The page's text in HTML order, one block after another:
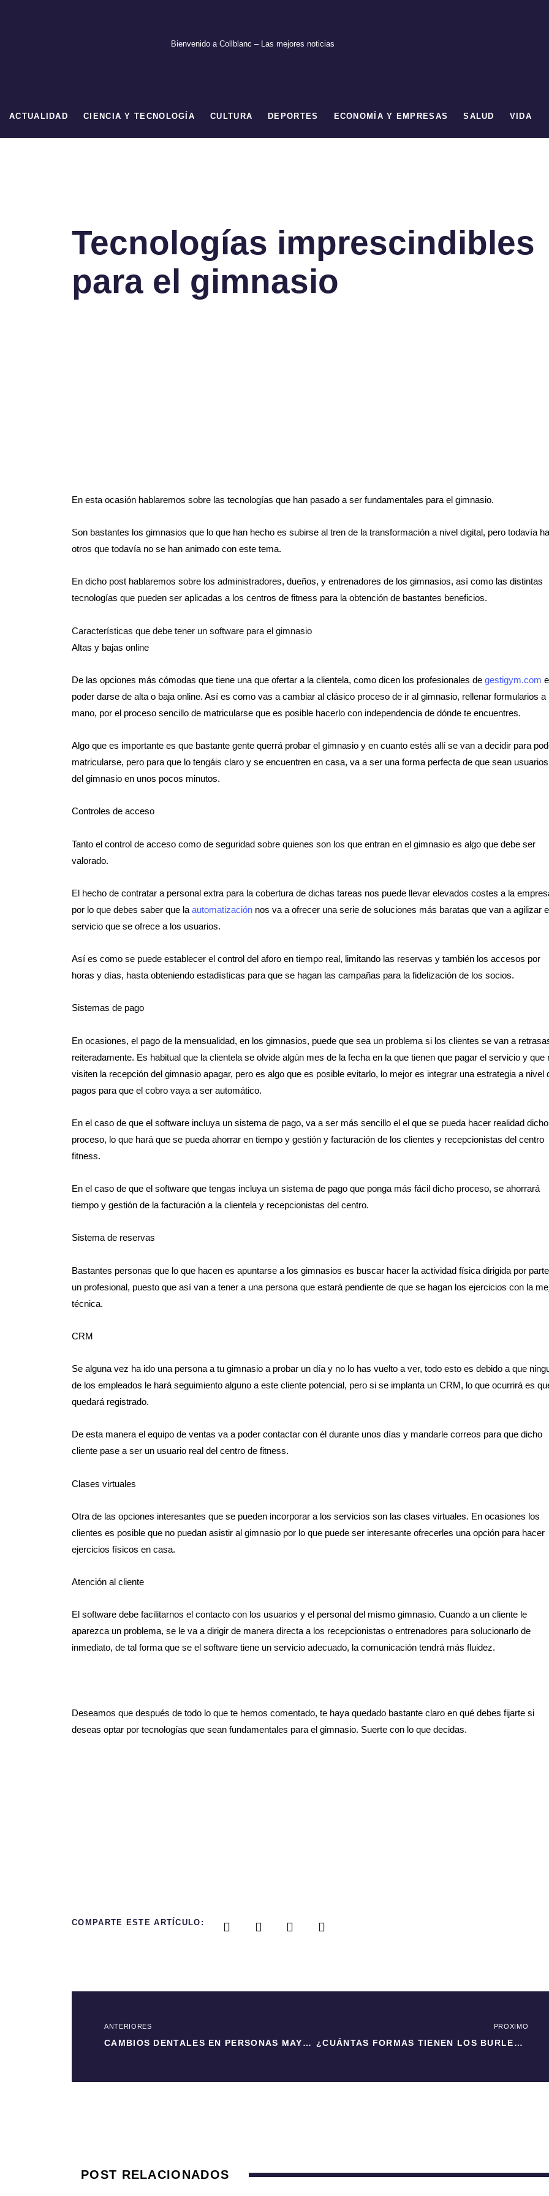
Bienvenido a Collblanc – Las mejores noticias
ACTUALIDAD CIENCIA Y TECNOLOGÍA CULTURA DEPORTES ECONOMÍA Y EMPRESAS SALUD VIDA
Tecnologías imprescindibles
para el gimnasio
En esta ocasión hablaremos sobre las tecnologías que han pasado a ser fundamentales para el gimnasio.
Son bastantes los gimnasios que lo que han hecho es subirse al tren de la transformación a nivel digital, pero todavía
otros que todavía no se han animado con este tema.
En dicho post hablaremos sobre los administradores, dueños, y entrenadores de los gimnasios, así como las distintas
tecnologías que pueden ser aplicadas a los centros de fitness para la obtención de bastantes beneficios.
Características que debe tener un software para el gimnasio
Altas y bajas online
De las opciones más cómodas que tiene una que ofertar a la clientela, como dicen los profesionales de gestigym.com
poder darse de alta o baja online. Así es como vas a cambiar al clásico proceso de ir al gimnasio, rellenar formularios a
mano, por el proceso sencillo de matricularse que es posible hacerlo con independencia de dónde te encuentres.
Algo que es importante es que bastante gente querrá probar el gimnasio y en cuanto estés allí se van a decidir para
matricularse, pero para que lo tengáis claro y se encuentren en casa, va a ser una forma perfecta de que sean usuarios
del gimnasio en unos pocos minutos.
Controles de acceso
Tanto el control de acceso como de seguridad sobre quienes son los que entran en el gimnasio es algo que debe ser
valorado.
El hecho de contratar a personal extra para la cobertura de dichas tareas nos puede llevar elevados costes a la
por lo que debes saber que la automatización nos va a ofrecer una serie de soluciones más baratas que van a agilizar
servicio que se ofrece a los usuarios.
Así es como se puede establecer el control del aforo en tiempo real, limitando las reservas y también los accesos por
horas y días, hasta obteniendo estadísticas para que se hagan las campañas para la fidelización de los socios.
Sistemas de pago
En ocasiones, el pago de la mensualidad, en los gimnasios, puede que sea un problema si los clientes se van a
reiteradamente. Es habitual que la clientela se olvide algún mes de la fecha en la que tienen que pagar el servicio y que
visiten la recepción del gimnasio apagar, pero es algo que es posible evitarlo, lo mejor es integrar una estrategia a nivel
pagos para que el cobro vaya a ser automático.
En el caso de que el software incluya un sistema de pago, va a ser más sencillo el el que se pueda hacer realidad dicho
proceso, lo que hará que se pueda ahorrar en tiempo y gestión y facturación de los clientes y recepcionistas del centro
fitness.
En el caso de que el software que tengas incluya un sistema de pago que ponga más fácil dicho proceso, se ahorrará
tiempo y gestión de la facturación a la clientela y recepcionistas del centro.
Sistema de reservas
Bastantes personas que lo que hacen es apuntarse a los gimnasios es buscar hacer la actividad física dirigida por
un profesional, puesto que así van a tener a una persona que estará pendiente de que se hagan los ejercicios con la
técnica.
CRM
Se alguna vez ha ido una persona a tu gimnasio a probar un día y no lo has vuelto a ver, todo esto es debido a que
de los empleados le hará seguimiento alguno a este cliente potencial, pero si se implanta un CRM, lo que ocurrirá es
quedará registrado.
De esta manera el equipo de ventas va a poder contactar con él durante unos días y mandarle correos para que dicho
cliente pase a ser un usuario real del centro de fitness.
Clases virtuales
Otra de las opciones interesantes que se pueden incorporar a los servicios son las clases virtuales. En ocasiones los
clientes es posible que no puedan asistir al gimnasio por lo que puede ser interesante ofrecerles una opción para hacer
ejercicios físicos en casa.
Atención al cliente
El software debe facilitarnos el contacto con los usuarios y el personal del mismo gimnasio. Cuando a un cliente le
aparezca un problema, se le va a dirigir de manera directa a los recepcionistas o entrenadores para solucionarlo de
inmediato, de tal forma que se el software tiene un servicio adecuado, la comunicación tendrá más fluidez.
Deseamos que después de todo lo que te hemos comentado, te haya quedado bastante claro en qué debes fijarte si
deseas optar por tecnologías que sean fundamentales para el gimnasio. Suerte con lo que decidas.
COMPARTE ESTE ARTÍCULO:
ANTERIORES
CAMBIOS DENTALES EN PERSONAS MAYORES DE 50 AÑOS
PROXIMO
¿CUÁNTAS FORMAS TIENEN LOS BURLETES Y CUÁL ELEGIR?
POST RELACIONADOS